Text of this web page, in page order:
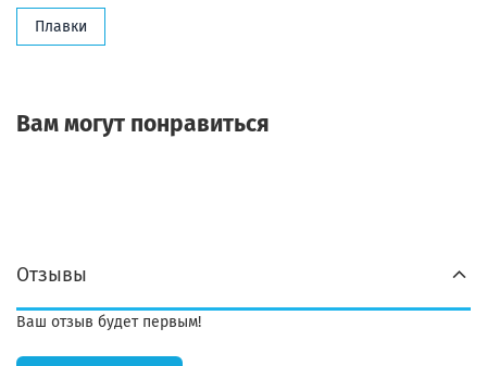
Плавки
Вам могут понравиться
Отзывы
Ваш отзыв будет первым!